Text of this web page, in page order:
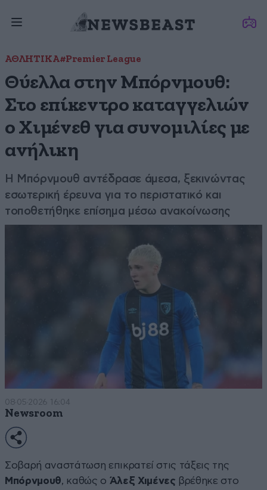
ΑΘΛΗΤΙΚΑ#Premier League
Θύελλα στην Μπόρνμουθ:
Στο επίκεντρο καταγγελιών
ο Χιμένεθ για συνομιλίες με
ανήλικη
Η Μπόρνμουθ αντέδρασε άμεσα, ξεκινώντας
εσωτερική έρευνα για το περιστατικό και
τοποθετήθηκε επίσημα μέσω ανακοίνωσης
08·05·2026 16:04
Newsroom
Σοβαρή αναστάτωση επικρατεί στις τάξεις της
Μπόρνμουθ, καθώς ο Άλεξ Χιμένες βρέθηκε στο